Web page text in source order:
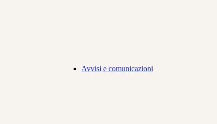
Avvisi e comunicazioni